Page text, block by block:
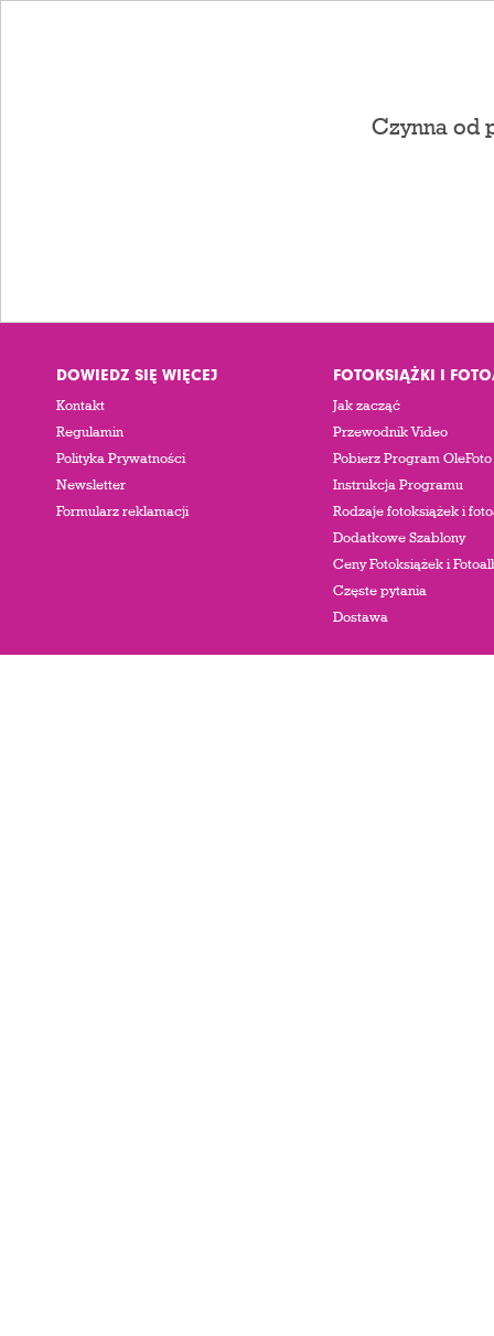
Czynna od
DOWIEDZ SIĘ WIĘCEJ
Kontakt
Regulamin
Polityka Prywatności
Newsletter
Formularz reklamacji
FOTOKSIĄŻKI I
Jak zacząć
Przewodnik Video
Pobierz Program OleFoto
Instrukcja Programu
Rodzaje fotoksiążek i
Dodatkowe Szablony
Ceny Fotoksiążek i
Częste pytania
Dostawa